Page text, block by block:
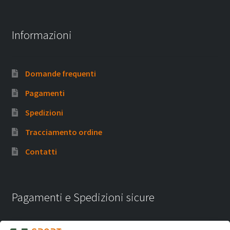
Informazioni
Domande frequenti
Pagamenti
Spedizioni
Tracciamento ordine
Contatti
Pagamenti e Spedizioni sicure